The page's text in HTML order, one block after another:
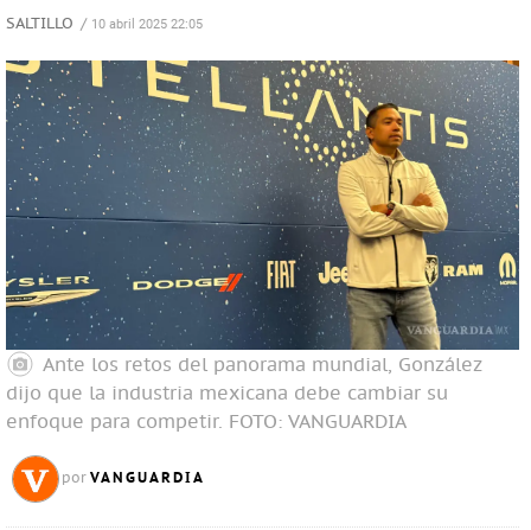
SALTILLO / 10 abril 2025 22:05
Ante los retos del panorama mundial, González
dijo que la industria mexicana debe cambiar su
enfoque para competir. FOTO: VANGUARDIA
por VANGUARDIA